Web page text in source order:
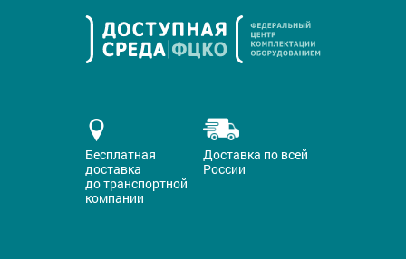
Бесплатная
доставка
до транспортной
компании
Доставка по всей
России